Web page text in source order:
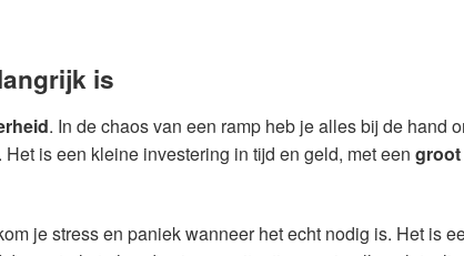
is
. In de chaos van een ramp heb je alles bij de hand
is een kleine investering in tijd en geld, met eengroot
je stress en paniek wanneer het echt nodig is. Het is